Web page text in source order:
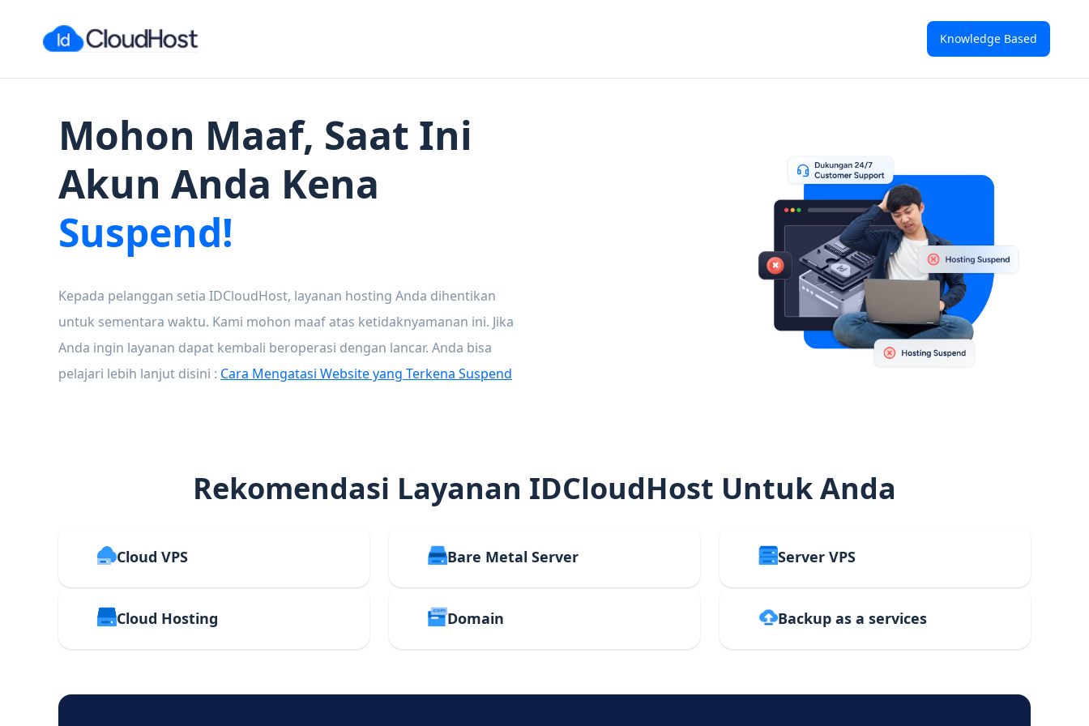
Knowledge Based
Mohon Maaf, Saat Ini
Akun Anda Kena
Suspend!
Kepada pelanggan setia IDCloudHost, layanan hosting Anda dihentikan
untuk sementara waktu. Kami mohon maaf atas ketidaknyamanan ini. Jika
Anda ingin layanan dapat kembali beroperasi dengan lancar. Anda bisa
pelajari lebih lanjut disini : Cara Mengatasi Website yang Terkena Suspend
Rekomendasi Layanan IDCloudHost Untuk Anda
Cloud VPS Bare Metal Server Server VPS
Cloud Hosting Domain Backup as a services